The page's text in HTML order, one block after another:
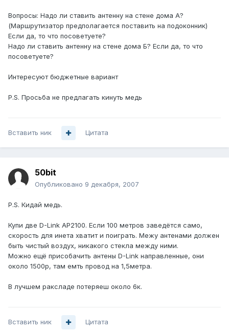
Вопросы: Надо ли ставить антенну на стене дома А?
(Маршрутизатор предполагается поставить на подоконник)
Если да, то что посоветуете?
Надо ли ставить антенну на стене дома Б? Если да, то что
посоветуете?
Интересуют бюджетные вариант
P.S. Просьба не предлагать кинуть медь
Вставить ник Цитата
50bit
Опубликовано 9 декабря, 2007
P.S. Кидай медь.
Купи две D-Link AP2100. Если 100 метров заведётся само,
скорость для инета хватит и поиграть. Межу антенами должен
быть чистый воздух, никакого стекла между ними.
Можно ещё присобачить антены D-Link направленные, они
около 1500р, там емть провод на 1,5метра.
В лучшем раксладе потеряеш около 6к.
Вставить ник Цитата